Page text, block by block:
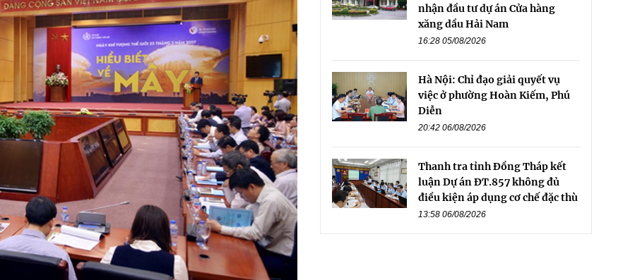
nhận đầu tư dự án Cửa hàng
xăng dầu Hải Nam
16:28 05/08/2026
Hà Nội: Chỉ đạo giải quyết vụ
việc ở phường Hoàn Kiếm, Phú
Diễn
20:42 06/08/2026
Thanh tra tỉnh Đồng Tháp kết
luận Dự án ĐT.857 không đủ
điều kiện áp dụng cơ chế đặc thù
13:58 06/08/2026